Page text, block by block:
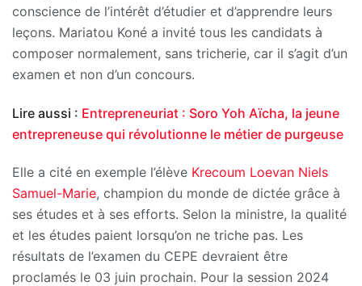
conscience de l’intérêt d’étudier et d’apprendre leurs
leçons. Mariatou Koné a invité tous les candidats à
composer normalement, sans tricherie, car il s’agit d’un
examen et non d’un concours.
Lire aussi : Entrepreneuriat : Soro Yoh Aïcha, la jeune
entrepreneuse qui révolutionne le métier de purgeuse
Elle a cité en exemple l’élève Krecoum Loevan Niels
Samuel-Marie, champion du monde de dictée grâce à
ses études et à ses efforts. Selon la ministre, la qualité
et les études paient lorsqu’on ne triche pas. Les
résultats de l’examen du CEPE devraient être
proclamés le 03 juin prochain. Pour la session 2024